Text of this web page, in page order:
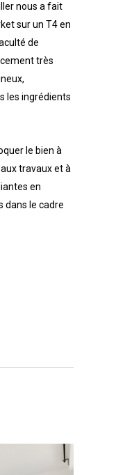
nous a fait
sur un T4 en
de
très
les ingrédients
le bien à
travaux et à
en
dans le cadre